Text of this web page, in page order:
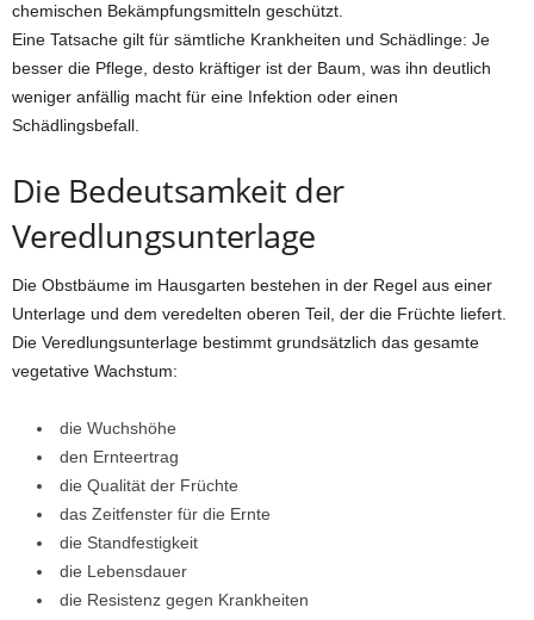
chemischen Bekämpfungsmitteln geschützt.
Eine Tatsache gilt für sämtliche Krankheiten und Schädlinge: Je
besser die Pflege, desto kräftiger ist der Baum, was ihn deutlich
weniger anfällig macht für eine Infektion oder einen
Schädlingsbefall.
Die Bedeutsamkeit der
Veredlungsunterlage
Die Obstbäume im Hausgarten bestehen in der Regel aus einer
Unterlage und dem veredelten oberen Teil, der die Früchte liefert.
Die Veredlungsunterlage bestimmt grundsätzlich das gesamte
vegetative Wachstum:
die Wuchshöhe
den Ernteertrag
die Qualität der Früchte
das Zeitfenster für die Ernte
die Standfestigkeit
die Lebensdauer
die Resistenz gegen Krankheiten